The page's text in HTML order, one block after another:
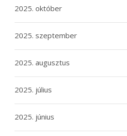
2025. október
2025. szeptember
2025. augusztus
2025. július
2025. június